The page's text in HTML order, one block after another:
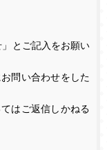
とご記入をお願い
問い合わせをした
はご返信しかねる